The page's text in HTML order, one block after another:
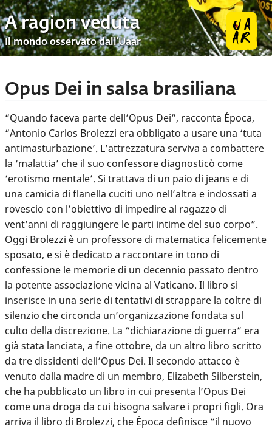
A ragion veduta
Il mondo osservato dall’Uaar
Opus Dei in salsa brasiliana
“Quando faceva parte dell’Opus Dei”, racconta Época,
“Antonio Carlos Brolezzi era obbligato a usare una ‘tuta
antimasturbazione’. L’attrezzatura serviva a combattere
la ‘malattia’ che il suo confessore diagnosticò come
‘erotismo mentale’. Si trattava di un paio di jeans e di
una camicia di flanella cuciti uno nell’altra e indossati a
rovescio con l’obiettivo di impedire al ragazzo di
vent’anni di raggiungere le parti intime del suo corpo”.
Oggi Brolezzi è un professore di matematica felicemente
sposato, e si è dedicato a raccontare in tono di
confessione le memorie di un decennio passato dentro
la potente associazione vicina al Vaticano. Il libro si
inserisce in una serie di tentativi di strappare la coltre di
silenzio che circonda un’organizzazione fondata sul
culto della discrezione. La “dichiarazione di guerra” era
già stata lanciata, a fine ottobre, da un altro libro scritto
da tre dissidenti dell’Opus Dei. Il secondo attacco è
venuto dalla madre di un membro, Elizabeth Silberstein,
che ha pubblicato un libro in cui presenta l’Opus Dei
come una droga da cui bisogna salvare i propri figli. Ora
arriva il libro di Brolezzi, che Época definisce “il nuovo